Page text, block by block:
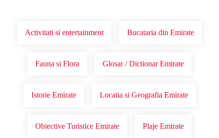
Activitati si entertainment Bucataria din Emirate
Fauna si Flora Glosar / Dictionar Emirate
Istorie Emirate Locatia si Geografia Emirate
Obiective Turistice Emirate Plaje Emirate